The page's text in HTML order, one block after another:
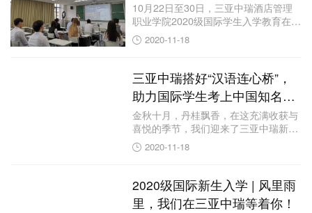
10月22日至30日，三亚中瑞酒店管理
职业学院2020级国际学生入学教育在北
教学...2020-11-18
三亚中瑞搭好“汉语连心桥”，
助力国际学生考上中国知名大
学
金秋十月，丹桂飘香，在这充满收获与
喜悦的季节，我们迎来了三亚中瑞新的
学期，同时我...
2020-11-18
2020级国际新生入学 | 风里雨
里，我们在三亚中瑞等着你！